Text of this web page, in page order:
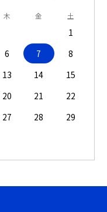
木 金 土
1
6 7
8
13 14
15
20 21
22
27 28
29